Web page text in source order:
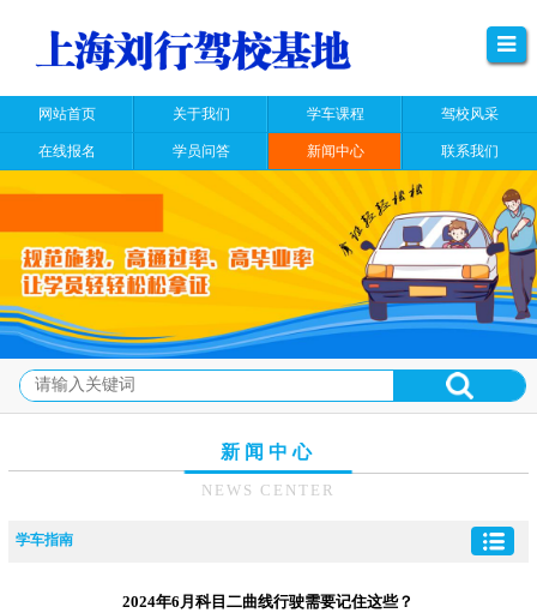
网站首页 关于我们 学车课程 驾校风采
在线报名 学员问答 新闻中心 联系我们
新闻中心
NEWS CENTER
学车指南
2024年6月科目二曲线行驶需要记住这些？